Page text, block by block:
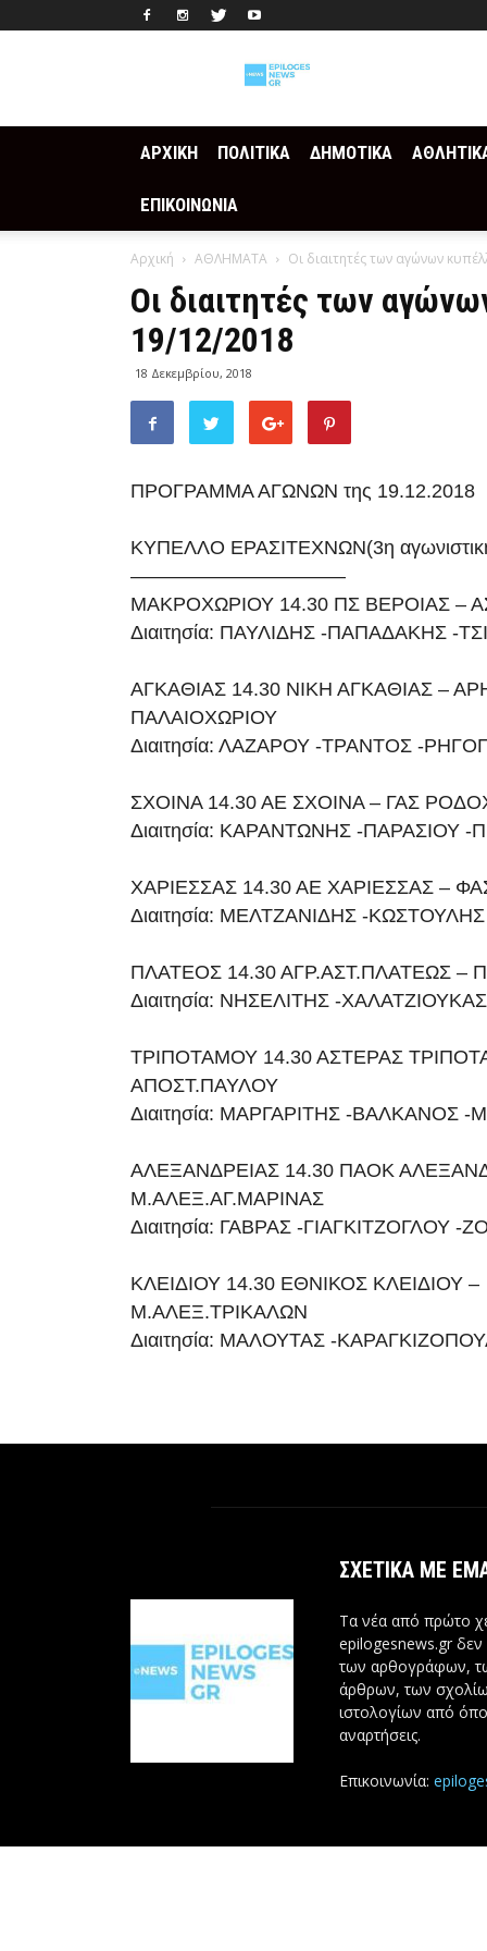
ΑΡΧΙΚΗ ΠΟΛΙΤΙΚΑ ΔΗΜΟΤΙΚΑ
ΕΠΙΚΟΙΝΩΝΙΑ
Αρχική ΑΘΛΗΜΑΤΑ Οι διαιτητές των αγώνων
Οι διαιτητές των
19/12/2018
18 Δεκεμβρίου, 2018
ΠΡΟΓΡΑΜΜΑ ΑΓΩΝΩΝ της 19.12.2018
ΚΥΠΕΛΛΟ ΕΡΑΣΙΤΕΧΝΩΝ(3η
———————————
ΜΑΚΡΟΧΩΡΙΟΥ 14.30 ΠΣ ΒΕΡΟΙΑΣ –
Διαιτησία: ΠΑΥΛΙΔΗΣ -ΠΑΠΑΔΑΚΗΣ -
ΑΓΚΑΘΙΑΣ 14.30 ΝΙΚΗ ΑΓΚΑΘΙΑΣ –
ΠΑΛΑΙΟΧΩΡΙΟΥ
Διαιτησία: ΛΑΖΑΡΟΥ -ΤΡΑΝΤΟΣ -
ΣΧΟΙΝΑ 14.30 ΑΕ ΣΧΟΙΝΑ – ΓΑΣ
Διαιτησία: ΚΑΡΑΝΤΩΝΗΣ -ΠΑΡΑΣΙΟΥ -
ΧΑΡΙΕΣΣΑΣ 14.30 ΑΕ ΧΑΡΙΕΣΣΑΣ –
Διαιτησία: ΜΕΛΤΖΑΝΙΔΗΣ -
ΠΛΑΤΕΟΣ 14.30 ΑΓΡ.ΑΣΤ.ΠΛΑΤΕΩΣ –
Διαιτησία: ΝΗΣΕΛΙΤΗΣ -
ΤΡΙΠΟΤΑΜΟΥ 14.30 ΑΣΤΕΡΑΣ
ΑΠΟΣΤ.ΠΑΥΛΟΥ
Διαιτησία: ΜΑΡΓΑΡΙΤΗΣ -ΒΑΛΚΑΝΟΣ
ΑΛΕΞΑΝΔΡΕΙΑΣ 14.30 ΠΑΟΚ
Μ.ΑΛΕΞ.ΑΓ.ΜΑΡΙΝΑΣ
Διαιτησία: ΓΑΒΡΑΣ -ΓΙΑΓΚΙΤΖΟΓΛΟΥ -
ΚΛΕΙΔΙΟΥ 14.30 ΕΘΝΙΚΟΣ ΚΛΕΙΔΙΟΥ –
Μ.ΑΛΕΞ.ΤΡΙΚΑΛΩΝ
Διαιτησία: ΜΑΛΟΥΤΑΣ -
ΣΧΕΤΙΚΆ ΜΕ
Τα νέα από πρώτο
epilogesnews.gr δεν
των αρθογράφων,
άρθρων, των
ιστολογίων από
αναρτήσεις.
Επικοινωνία: